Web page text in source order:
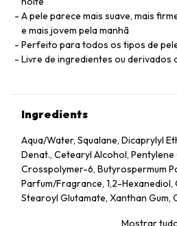
A pele parece mais suave, mais
e mais jovem pela manhã
Perfeito para todos os tipos de
Livre de ingredientes ou derivados
Ingredients
Aqua/Water, Squalane, Dicaprylyl
Denat., Cetearyl Alcohol,
Crosspolymer-6, Butyrospermum
Parfum/Fragrance, 1,2-Hexanediol,
Stearoyl Glutamate, Xanthan Gum,
Mostrar